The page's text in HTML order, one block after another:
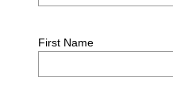
First Name